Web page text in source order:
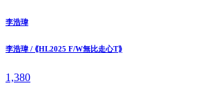
李浩瑋
李浩瑋 / ⟪HL2025 F/W無比走⼼T⟫
1,380